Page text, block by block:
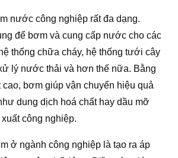
nước công nghiệp rất đa dạng.
để bơm và cung cấp nước cho các
thống chữa cháy, hệ thống tưới cây
lý nước thải và hơn thế nữa. Bằng
cao, bơm giúp vận chuyển hiệu quả
dung dịch hoá chất hay dầu mỡ
công nghiệp.
ở ngành công nghiệp là tạo ra áp